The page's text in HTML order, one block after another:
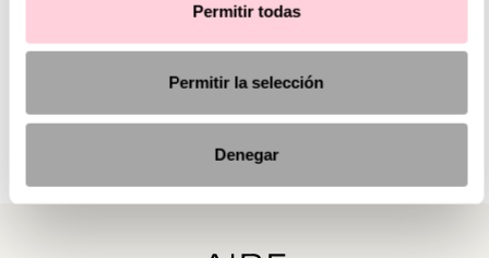
Permitir todas
Permitir la selección
Denegar